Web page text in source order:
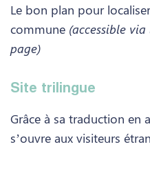
Le bon plan pour
commune (accessible
page)
Site trilingue
Grâce à sa traduction en
s’ouvre aux visiteurs